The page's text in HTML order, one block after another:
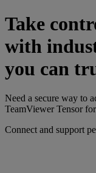
Take
with
you can
Need a secure way to
TeamViewer Tensor
Connect and support